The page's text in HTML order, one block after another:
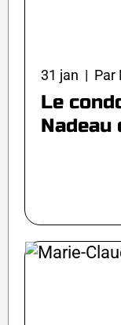
31 jan | Par
Le
Nadeau